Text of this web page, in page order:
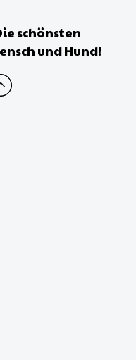
schönsten
und Hund!